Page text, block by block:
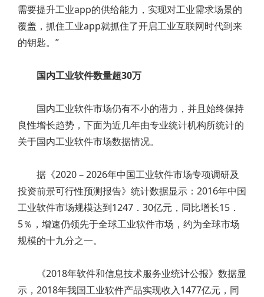
需要提升工业app的供给能力，实现对工业需求场景的
覆盖，抓住工业app就抓住了开启工业互联网时代到来
的钥匙。”
国内工业软件数量超30万
国内工业软件市场仍有不小的潜力，并且始终保持
良性增长趋势，下面为近几年由专业统计机构所统计的
关于国内工业软件市场数据情况。
据《2020－2026年中国工业软件市场专项调研及
投资前景可行性预测报告》统计数据显示：2016年中国
工业软件市场规模达到1247．30亿元，同比增长15．
5％，增速仍领先于全球工业软件市场，约为全球市场
规模的十九分之一。
《2018年软件和信息技术服务业统计公报》数据显
示，2018年我国工业软件产品实现收入1477亿元，同